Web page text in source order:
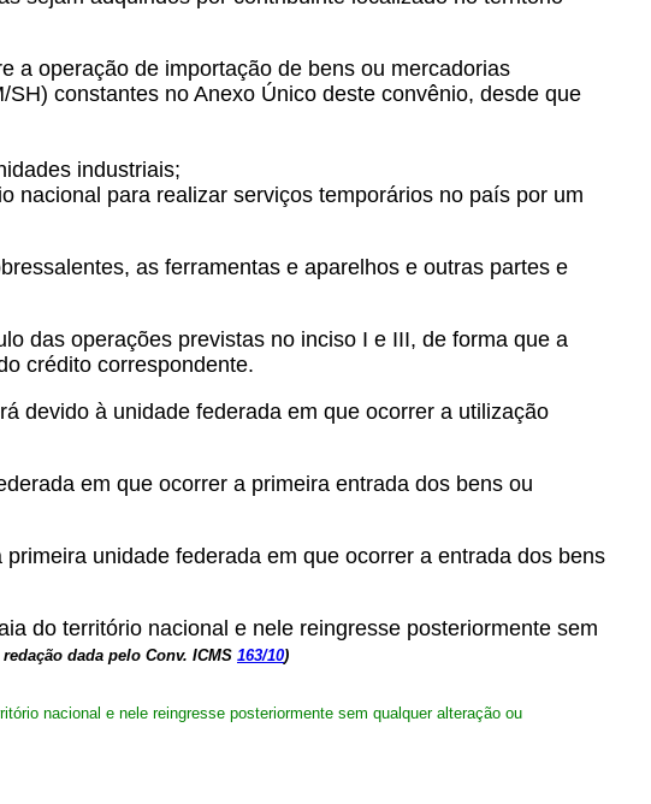
a operação de importação de bens ou mercadorias
constantes no Anexo Único deste convênio, desde que
industriais;
nacional para realizar serviços temporários no país por um
as ferramentas e aparelhos e outras partes e
das operações previstas no inciso I e III, de forma que a
crédito correspondente.
devido à unidade federada em que ocorrer a utilização
em que ocorrer a primeira entrada dos bens ou
unidade federada em que ocorrer a entrada dos bens
do território nacional e nele reingresse posteriormente sem
redação dada pelo Conv. ICMS 163/10)
nacional e nele reingresse posteriormente sem qualquer alteração ou